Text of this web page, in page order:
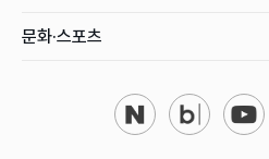
문화·스포츠